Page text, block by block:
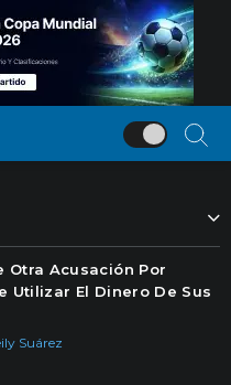
Otra Acusación Por
Utilizar El Dinero De Sus
Suárez